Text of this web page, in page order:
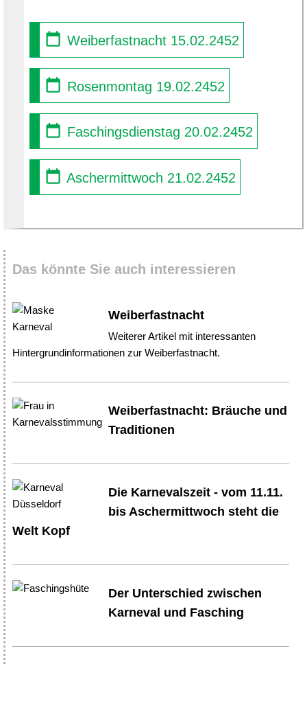
Weiberfastnacht 15.02.2452
Rosenmontag 19.02.2452
Faschingsdienstag 20.02.2452
Aschermittwoch 21.02.2452
Das könnte Sie auch interessieren
Weiberfastnacht
Weiterer Artikel mit interessanten
Hintergrundinformationen zur Weiberfastnacht.
Weiberfastnacht: Bräuche und
Traditionen
Die Karnevalszeit - vom 11.11.
bis Aschermittwoch steht die
Welt Kopf
Der Unterschied zwischen
Karneval und Fasching